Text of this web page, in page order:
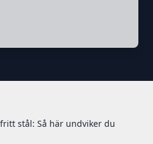
stål: Så här undviker du